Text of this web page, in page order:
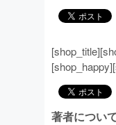
著者につい